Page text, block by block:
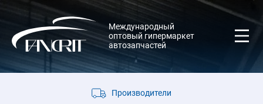
Международный
оптовый гипермаркет
автозапчастей
Производители